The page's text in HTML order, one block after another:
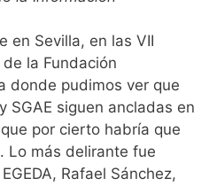
en Sevilla, en las VII
la Fundación
donde pudimos ver que
SGAE siguen ancladas en
por cierto habría que
Lo más delirante fue
Rafael Sánchez,